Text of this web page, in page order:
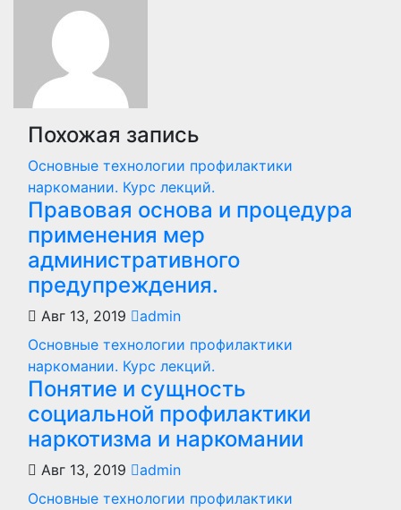
Похожая запись
Основные технологии профилактики
наркомании. Курс лекций.
Правовая основа и процедура
применения мер
административного
предупреждения.
Авг 13, 2019
admin
Основные технологии профилактики
наркомании. Курс лекций.
Понятие и сущность
социальной профилактики
наркотизма и наркомании
Авг 13, 2019
admin
Основные технологии профилактики